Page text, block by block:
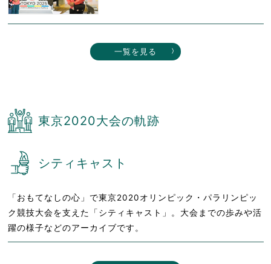
一覧を見る
東京2020大会の軌跡
シティキャスト
「おもてなしの心」で東京2020オリンピック・パラリンピッ
ク競技大会を支えた「シティキャスト」。大会までの歩みや活
躍の様子などのアーカイブです。